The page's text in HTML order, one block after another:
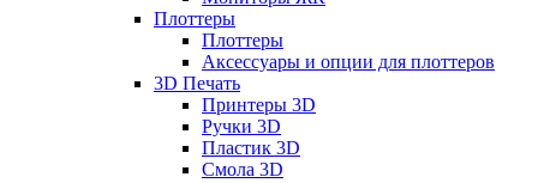
Плоттеры
Плоттеры
Аксессуары и опции для плоттеров
3D Печать
Принтеры 3D
Ручки 3D
Пластик 3D
Смола 3D